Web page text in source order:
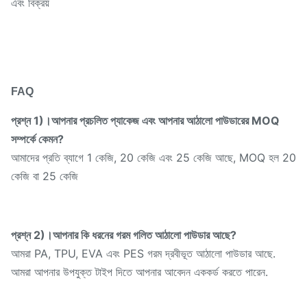
এবং বিক্রয়
FAQ
প্রশ্ন 1)।আপনার প্রচলিত প্যাকেজ এবং আপনার আঠালো পাউডারের MOQ
সম্পর্কে কেমন?
আমাদের প্রতি ব্যাগে 1 কেজি, 20 কেজি এবং 25 কেজি আছে, MOQ হল 20
কেজি বা 25 কেজি
প্রশ্ন 2)।আপনার কি ধরনের গরম গলিত আঠালো পাউডার আছে?
আমরা PA, TPU, EVA এবং PES গরম দ্রবীভূত আঠালো পাউডার আছে.
আমরা আপনার উপযুক্ত টাইপ দিতে আপনার আবেদন এককর্ড করতে পারেন.